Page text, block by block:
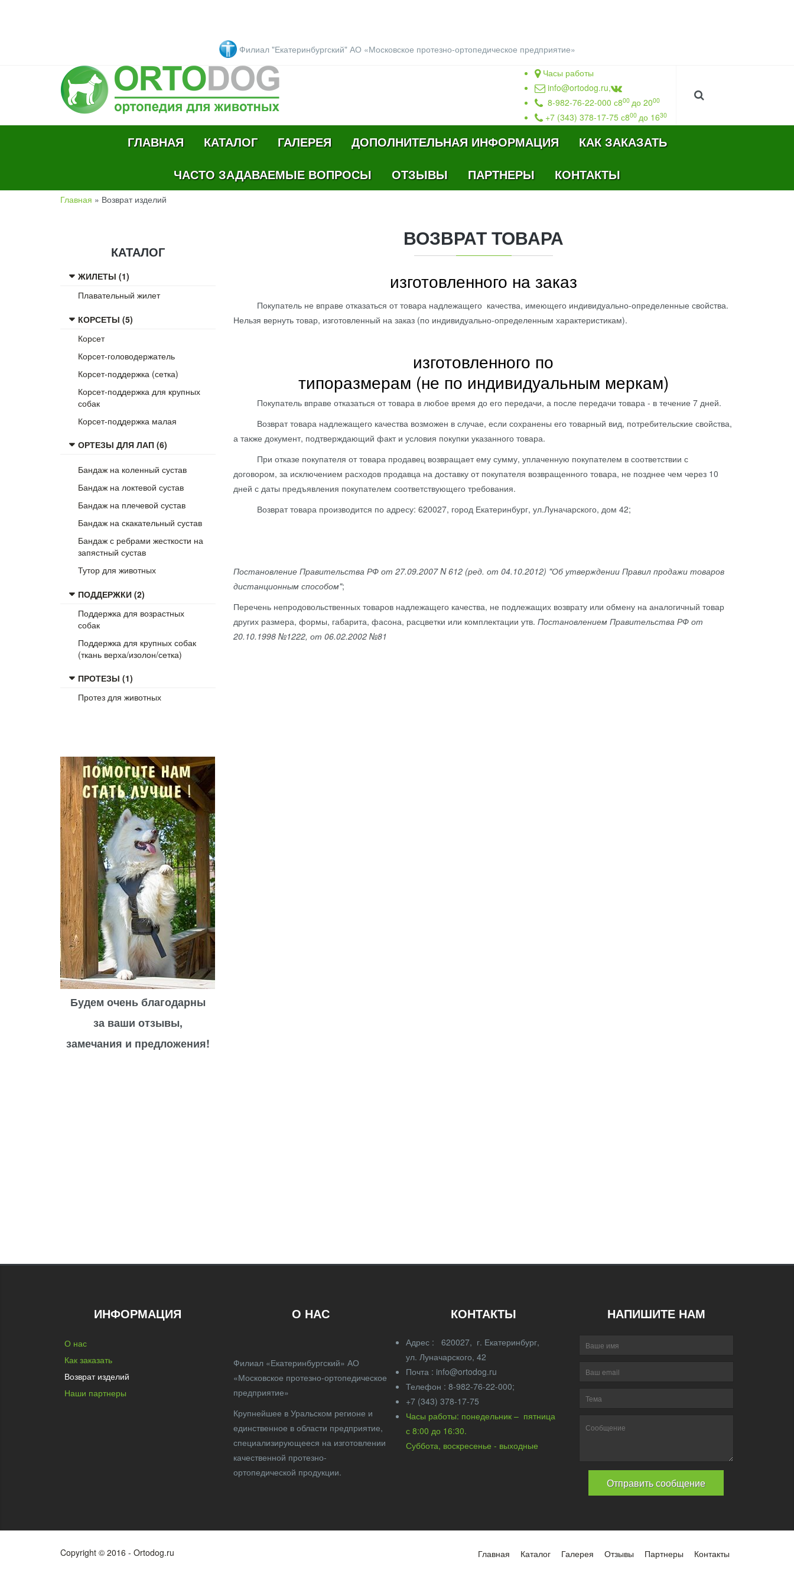
Филиал "Екатеринбургский" АО «Московское протезно-ортопедическое предприятие»
Часы работы
info@ortodog.ru,
8-982-76-22-000 с800 до 2000
+7 (343) 378-17-75 с800 до 1630
ГЛАВНАЯ КАТАЛОГ ГАЛЕРЕЯ ДОПОЛНИТЕЛЬНАЯ ИНФОРМАЦИЯ
КАК ЗАКАЗАТЬ
ЧАСТО ЗАДАВАЕМЫЕ ВОПРОСЫ
ОТЗЫВЫ ПАРТНЕРЫ КОНТАКТЫ
Главная » Возврат изделий
КАТАЛОГ
ЖИЛЕТЫ (1)
Плавательный жилет
КОРСЕТЫ (5)
Корсет
Корсет-головодержатель
Корсет-поддержка (сетка)
Корсет-поддержка для крупных
собак
Корсет-поддержка малая
ОРТЕЗЫ ДЛЯ ЛАП (6)
Бандаж на коленный сустав
Бандаж на локтевой сустав
Бандаж на плечевой сустав
Бандаж на скакательный сустав
Бандаж с ребрами жесткости на
запястный сустав
Тутор для животных
ПОДДЕРЖКИ (2)
Поддержка для возрастных
собак
Поддержка для крупных собак
(ткань верха/изолон/сетка)
ПРОТЕЗЫ (1)
Протез для животных
Будем очень благодарны
за ваши отзывы,
замечания и предложения!
ВОЗВРАТТОВАРА
изготовленного на заказ
Покупатель не вправе отказаться от товара надлежащего качества, имеющего индивидуально-определенные свойства.
Нельзя вернуть товар, изготовленный на заказ (по индивидуально-определенным характеристикам).
изготовленного по
типоразмерам (не по индивидуальным меркам)
Покупатель вправе отказаться от товара в любое время до его передачи, а после передачи товара - в течение 7 дней.
Возврат товара надлежащего качества возможен в случае, если сохранены его товарный вид, потребительские свойства,
а также документ, подтверждающий факт и условия покупки указанного товара.
При отказе покупателя от товара продавец возвращает ему сумму, уплаченную покупателем в соответствии с
договором, за исключением расходов продавца на доставку от покупателя возвращенного товара, не позднее чем через 10
дней с даты предъявления покупателем соответствующего требования.
Возврат товара производится по адресу: 620027, город Екатеринбург, ул.Луначарского, дом 42;
Постановление Правительства РФ от 27.09.2007 N 612 (ред. от 04.10.2012) "Об утверждении Правил продажи товаров
дистанционным способом";
Перечень непродовольственных товаров надлежащего качества, не подлежащих возврату или обмену на аналогичный товар
других размера, формы, габарита, фасона, расцветки или комплектации утв. Постановлением Правительства РФ от
20.10.1998 №1222, от 06.02.2002 №81
ИНФОРМАЦИЯ
О нас
Как заказать
Возврат изделий
Наши партнеры
О НАС
Филиал «Екатеринбургский» АО
«Московское протезно-ортопедическое
предприятие»
Крупнейшее в Уральском регионе и
единственное в области предприятие,
специализирующееся на изготовлении
качественной протезно-
ортопедической продукции.
КОНТАКТЫ
Адрес : 620027, г. Екатеринбург,
ул. Луначарского, 42
Почта : info@ortodog.ru
Телефон : 8-982-76-22-000;
+7 (343) 378-17-75
Часы работы: понедельник – пятница
с 8:00 до 16:30.
Суббота, воскресенье - выходные
НАПИШИТЕ НАМ
Copyright © 2016 - Ortodog.ru Главная Каталог Галерея Отзывы Партнеры Контакты